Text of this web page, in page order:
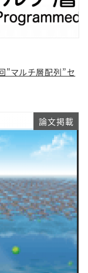
"マルチ層配列”セ
論文掲載